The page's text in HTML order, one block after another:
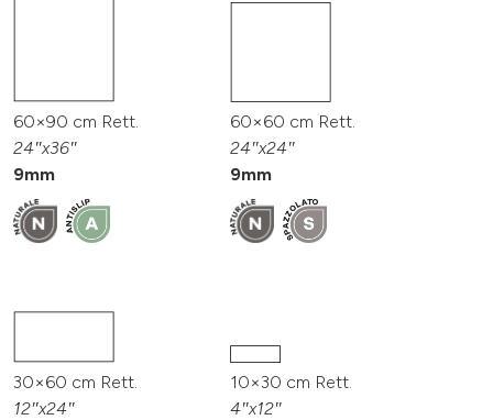
60×90 cm Rett.
24″x36″
9mm
60×60 cm Rett.
24″x24″
9mm
30×60 cm Rett.
12″x24″
10×30 cm Rett.
4″x12″